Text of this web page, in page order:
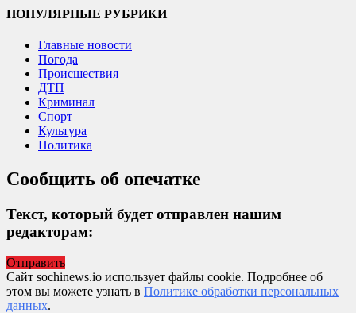
ПОПУЛЯРНЫЕ РУБРИКИ
Главные новости
Погода
Происшествия
ДТП
Криминал
Спорт
Культура
Политика
Сообщить об опечатке
Текст, который будет отправлен нашим
редакторам:
Отправить
Сайт sochinews.io использует файлы cookie. Подробнее об
этом вы можете узнать в Политике обработки персональных
данных.